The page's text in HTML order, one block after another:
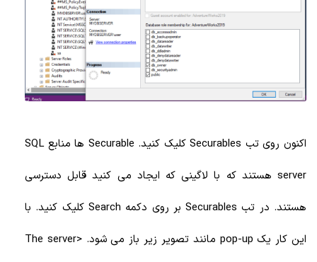
اکنون روی تب Securables کلیک کنید. Securable ها منابع SQL
server هستند که با لاگینی که ایجاد می کنید قابل دسترسی
هستند. در تب Securables بر روی دکمه Search کلیک کنید. با
این کار یک pop-up مانند تصویر زیر باز می شود. <The server